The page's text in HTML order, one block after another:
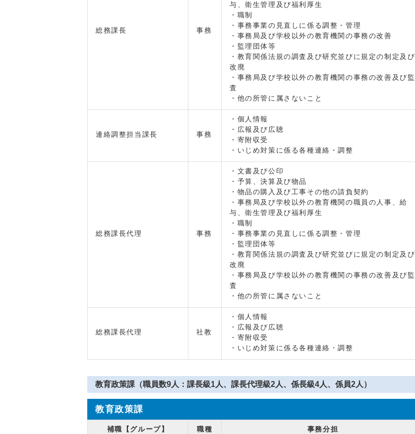
総務課長 事務
与、衛生管理及び福利厚生
・職制
・事務事業の見直しに係る調整・管理
・事務局及び学校以外の教育機関の事務の改善
・監理団体等
・教育関係法規の調査及び研究並びに規定の制定及び
改廃
・事務局及び学校以外の教育機関の事務の改善及び監
査
・他の所管に属さないこと
連絡調整担当課長 事務
・個人情報
・広報及び広聴
・寄附収受
・いじめ対策に係る各種連絡・調整
総務課長代理 事務
・文書及び公印
・予算、決算及び物品
・物品の購入及び工事その他の請負契約
・事務局及び学校以外の教育機関の職員の人事、給
与、衛生管理及び福利厚生
・職制
・事務事業の見直しに係る調整・管理
・監理団体等
・教育関係法規の調査及び研究並びに規定の制定及び
改廃
・事務局及び学校以外の教育機関の事務の改善及び監
査
・他の所管に属さないこと
総務課長代理 社教
・個人情報
・広報及び広聴
・寄附収受
・いじめ対策に係る各種連絡・調整
教育政策課（職員数9人：課長級1人、課長代理級2人、係長級4人、係員2人）
教育政策課
補職【グループ】 職種 事務分担